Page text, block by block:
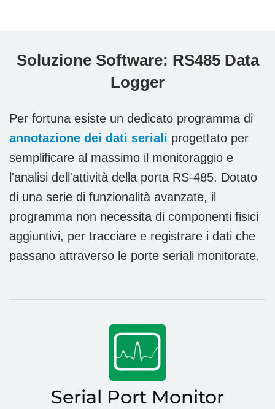
Soluzione Software: RS485 Data
Logger
Per fortuna esiste un dedicato programma di
annotazione dei dati seriali progettato per
semplificare al massimo il monitoraggio e
l'analisi dell'attività della porta RS-485. Dotato
di una serie di funzionalità avanzate, il
programma non necessita di componenti fisici
aggiuntivi, per tracciare e registrare i dati che
passano attraverso le porte seriali monitorate.
Serial Port Monitor